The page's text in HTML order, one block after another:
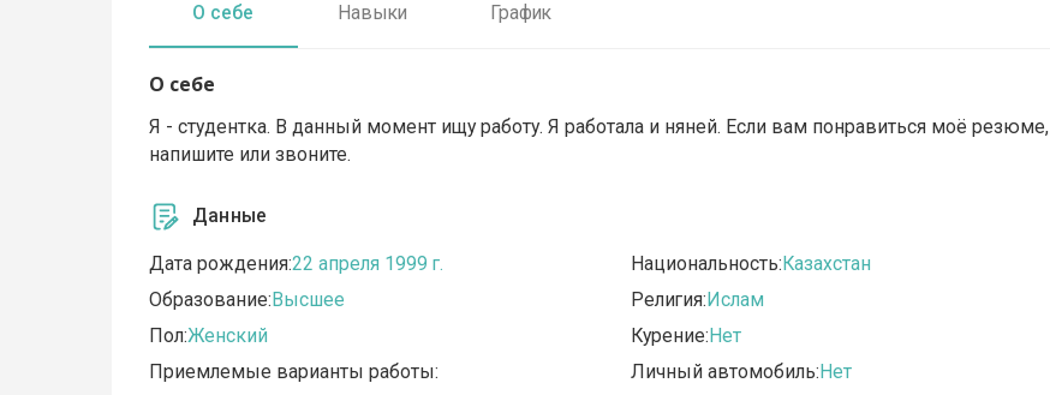
О себе Навыки График
О себе
Я - студентка. В данный момент ищу работу. Я работала и няней. Если вам понравиться моё резюме,
напишите или звоните.
Данные
Дата рождения:22 апреля 1999 г.
Образование:Высшее
Пол:Женский
Приемлемые варианты работы:
Национальность:Казахстан
Религия:Ислам
Курение:Нет
Личный автомобиль:Нет